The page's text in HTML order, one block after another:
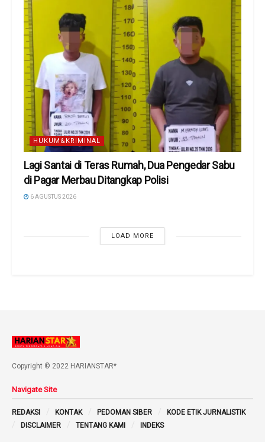
HUKUM&KRIMINAL
Lagi Santai di Teras Rumah, Dua Pengedar Sabu
di Pagar Merbau Ditangkap Polisi
6 AGUSTUS 2026
LOAD MORE
Copyright © 2022 HARIANSTAR*
Navigate Site
REDAKSI KONTAK PEDOMAN SIBER
KODE ETIK JURNALISTIK
DISCLAIMER
TENTANG KAMI INDEKS